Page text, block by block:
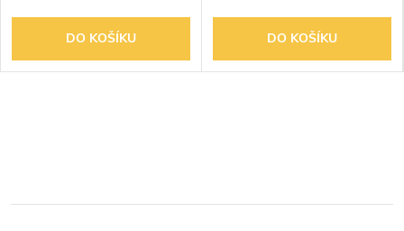
DO KOŠÍKU DO KOŠÍKU